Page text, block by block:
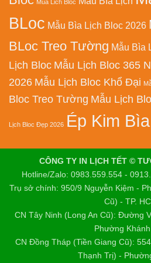
Mua Lich Bloc
BLoc Mẫu Bìa Lịch Bloc 2026
BLoc Treo Tường Mẫu Bìa
Lịch Bloc Mẫu Lịch Bloc 365
2026 Mẫu Lịch Bloc Khổ Đại
Bloc Treo Tường Mẫu Lịch
Lịch Bloc Đẹp 2026 Ép Kim
CÔNG TY IN LỊCH TẾT ©
Hotline/Zalo: 0983.559.554 -
Trụ sở chính: 950/9 Nguyễn Kiệm -
Cũ) - TP.
CN Tây Ninh (Long An Cũ): Đường
Phường
CN Đồng Tháp (Tiền Giang Cũ):
Thạnh Trị) -